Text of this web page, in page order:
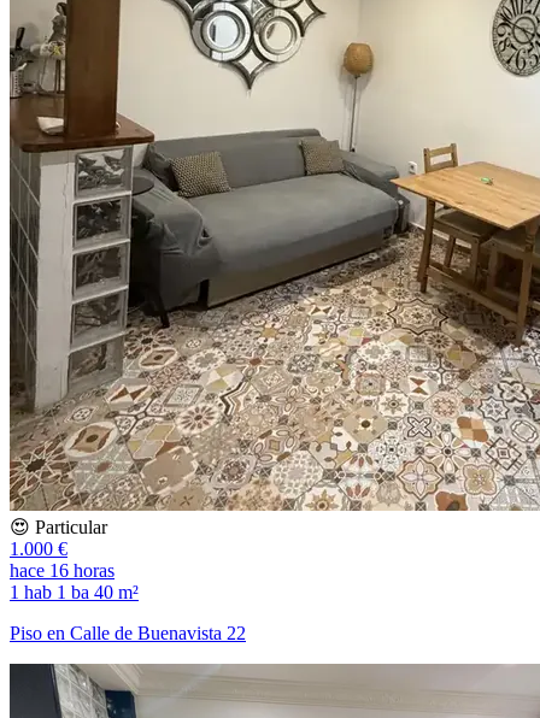
😍 Particular
1.000 €
hace 16 horas
1 hab 1 ba 40 m²
Piso en Calle de Buenavista 22